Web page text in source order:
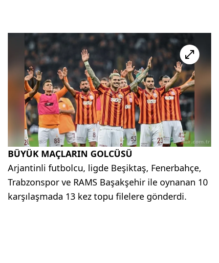
BÜYÜK MAÇLARIN GOLCÜSÜ
Arjantinli futbolcu, ligde Beşiktaş, Fenerbahçe,
Trabzonspor ve RAMS Başakşehir ile oynanan 10
karşılaşmada 13 kez topu filelere gönderdi.